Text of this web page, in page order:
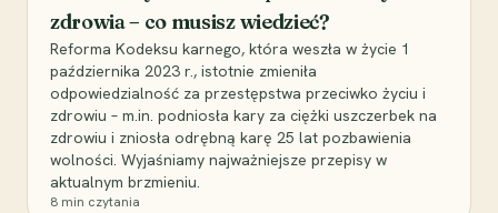
zdrowia – co musisz wiedzieć?
Reforma Kodeksu karnego, która weszła w życie 1
października 2023 r., istotnie zmieniła
odpowiedzialność za przestępstwa przeciwko życiu i
zdrowiu – m.in. podniosła kary za ciężki uszczerbek na
zdrowiu i zniosła odrębną karę 25 lat pozbawienia
wolności. Wyjaśniamy najważniejsze przepisy w
aktualnym brzmieniu.
8 min czytania